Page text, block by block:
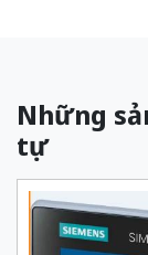
Những
tự